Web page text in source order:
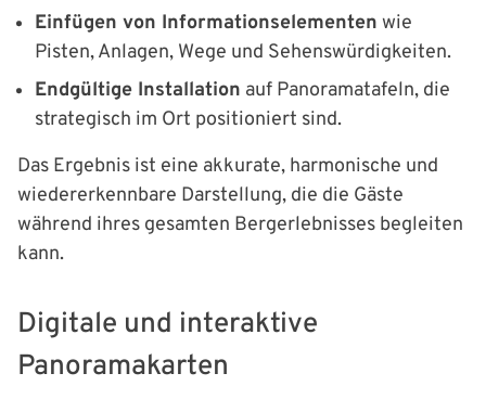
Einfügen von Informationselementen wie
Pisten, Anlagen, Wege und Sehenswürdigkeiten.
Endgültige Installation auf Panoramatafeln, die
strategisch im Ort positioniert sind.
Das Ergebnis ist eine akkurate, harmonische und
wiedererkennbare Darstellung, die die Gäste
während ihres gesamten Bergerlebnisses begleiten
kann.
Digitale und interaktive
Panoramakarten